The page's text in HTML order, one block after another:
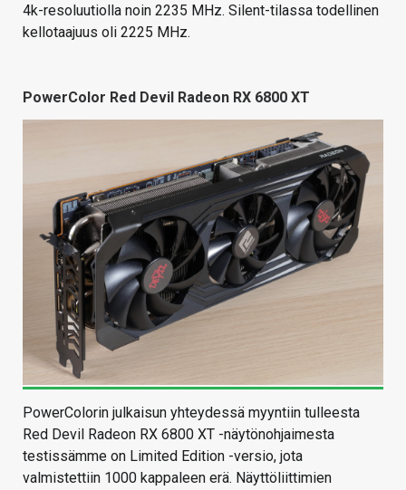
4k-resoluutiolla noin 2235 MHz. Silent-tilassa todellinen
kellotaajuus oli 2225 MHz.
PowerColor Red Devil Radeon RX 6800 XT
PowerColorin julkaisun yhteydessä myyntiin tulleesta
Red Devil Radeon RX 6800 XT -näytönohjaimesta
testissämme on Limited Edition -versio, jota
valmistettiin 1000 kappaleen erä. Näyttöliittimien